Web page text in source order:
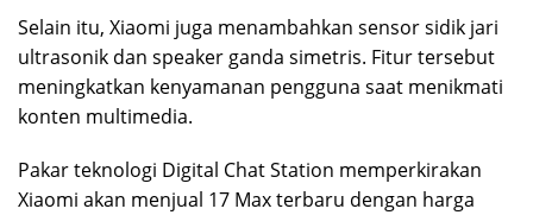
Selain itu, Xiaomi juga menambahkan sensor sidik jari
ultrasonik dan speaker ganda simetris. Fitur tersebut
meningkatkan kenyamanan pengguna saat menikmati
konten multimedia.
Pakar teknologi Digital Chat Station memperkirakan
Xiaomi akan menjual 17 Max terbaru dengan harga